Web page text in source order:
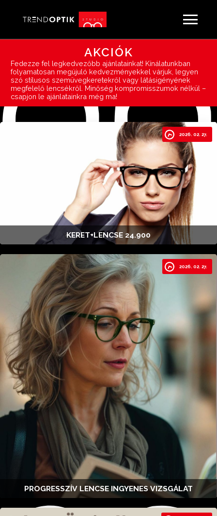
AKCIÓK
Fedezze fel legkedvezőbb ajánlatainkat! Kínálatunkban
folyamatosan megújuló kedvezményekkel várjuk, legyen
szó stílusos szemüvegkeretekről vagy látásigényének
megfelelő lencsékről. Minőség kompromisszumok nélkül –
csapjon le ajánlatainkra még ma!
2026. 04. 16.
KÉT IKON. EGY AKCIÓ.
2026. 02. 27.
KERET+LENCSE 24.900
2026. 02. 27.
PROGRESSZÍV LENCSE INGYENES VIZSGÁLAT